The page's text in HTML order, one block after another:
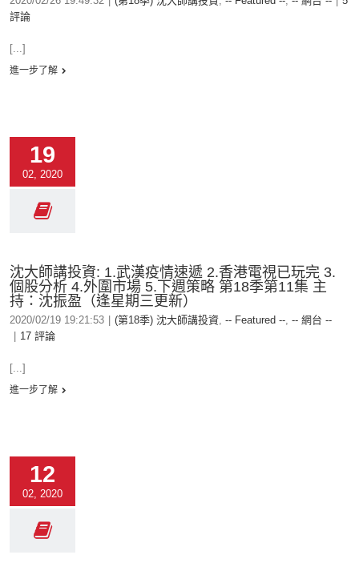
評論
[...]
進一步了解
19
02, 2020
沈大師講投資: 1.武漢疫情速遞 2.香港電視已玩完 3.
個股分析 4.外圍市場 5.下週策略 第18季第11集 主
持：沈振盈（逢星期三更新）
2020/02/19 19:21:53 (第18季) 沈大師講投資, -- Featured --, -- 網台 --
17 評論
[...]
進一步了解
12
02, 2020